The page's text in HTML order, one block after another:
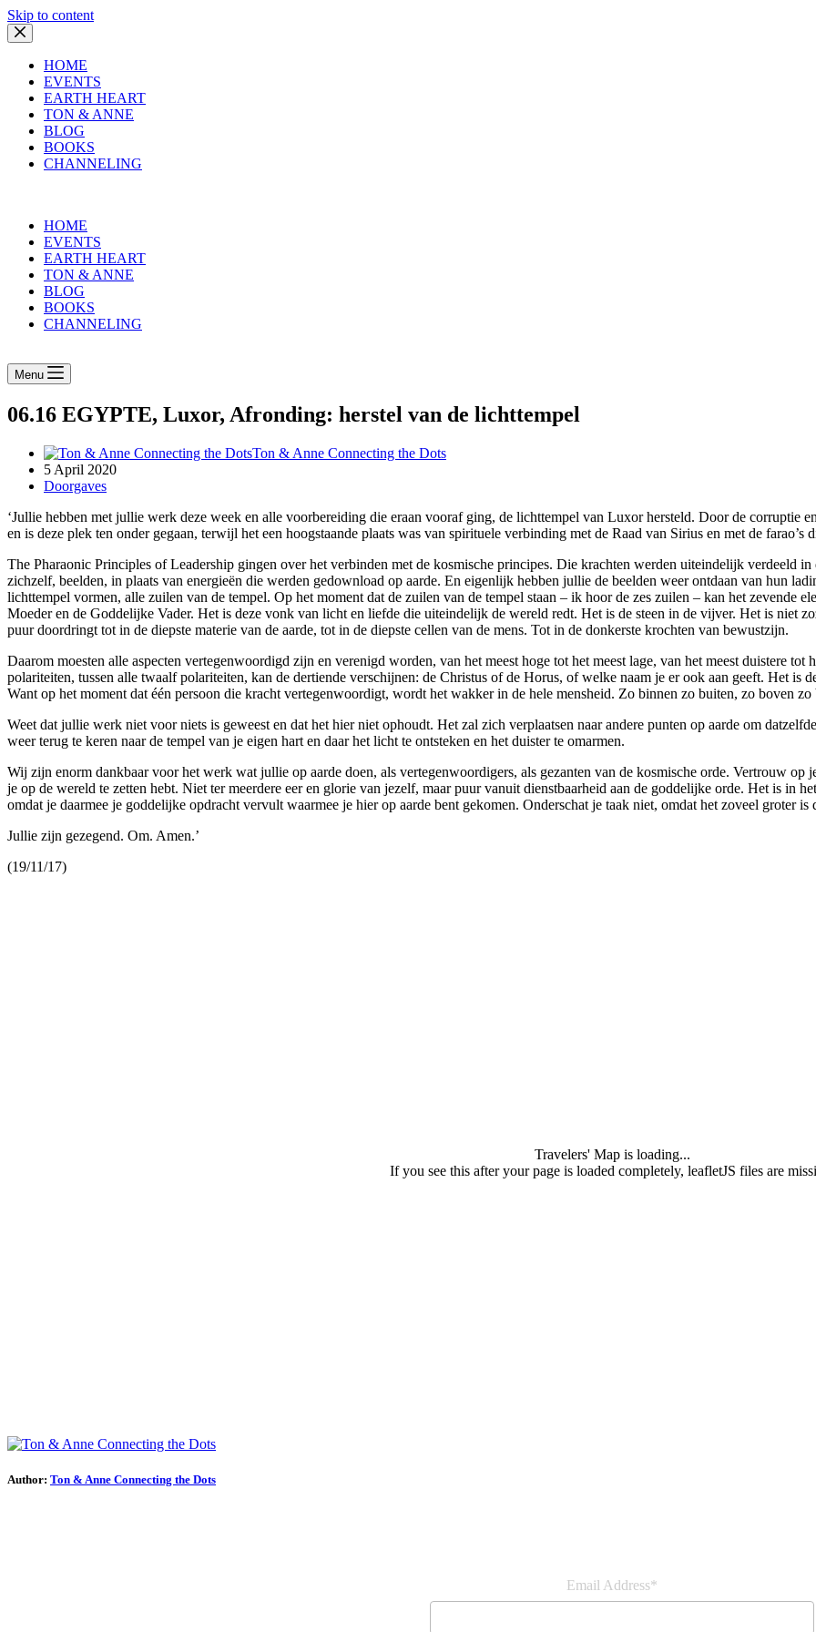
Skip to content
HOME
EVENTS
EARTH HEART
TON & ANNE
BLOG
BOOKS
CHANNELING
HOME
EVENTS
EARTH HEART
TON & ANNE
BLOG
BOOKS
CHANNELING
Menu
06.16 EGYPTE, Luxor, Afronding: herstel van de lichttempel
Ton & Anne Connecting the Dots
5 April 2020
Doorgaves
‘Jullie hebben met jullie werk deze week en alle voorbereiding die eraan vooraf ging, de lichttempel van Luxor hersteld. Door de corruptie
en is deze plek ten onder gegaan, terwijl het een hoogstaande plaats was van spirituele verbinding met de Raad van Sirius en met de
The Pharaonic Principles of Leadership gingen over het verbinden met de kosmische principes. Die krachten werden uiteindelijk verdeeld
zichzelf, beelden, in plaats van energieën die werden gedownload op aarde. En eigenlijk hebben jullie de beelden weer ontdaan van hun
lichttempel vormen, alle zuilen van de tempel. Op het moment dat de zuilen van de tempel staan – ik hoor de zes zuilen – kan het zevende
Moeder en de Goddelijke Vader. Het is deze vonk van licht en liefde die uiteindelijk de wereld redt. Het is de steen in de vijver. Het is niet
puur doordringt tot in de diepste materie van de aarde, tot in de diepste cellen van de mens. Tot in de donkerste krochten van bewustzijn.
Daarom moesten alle aspecten vertegenwoordigd zijn en verenigd worden, van het meest hoge tot het meest lage, van het meest duistere
polariteiten, tussen alle twaalf polariteiten, kan de dertiende verschijnen: de Christus of de Horus, of welke naam je er ook aan geeft. Het is
Want op het moment dat één persoon die kracht vertegenwoordigt, wordt het wakker in de hele mensheid. Zo binnen zo buiten, zo boven zo
Weet dat jullie werk niet voor niets is geweest en dat het hier niet ophoudt. Het zal zich verplaatsen naar andere punten op aarde om
weer terug te keren naar de tempel van je eigen hart en daar het licht te ontsteken en het duister te omarmen.
Wij zijn enorm dankbaar voor het werk wat jullie op aarde doen, als vertegenwoordigers, als gezanten van de kosmische orde. Vertrouw
je op de wereld te zetten hebt. Niet ter meerdere eer en glorie van jezelf, maar puur vanuit dienstbaarheid aan de goddelijke orde. Het is in
omdat je daarmee je goddelijke opdracht vervult waarmee je hier op aarde bent gekomen. Onderschat je taak niet, omdat het zoveel groter is
Jullie zijn gezegend. Om. Amen.’
(19/11/17)
Travelers' Map is loading...
If you see this after your page is loaded completely, leafletJS files are
Author: Ton & Anne Connecting the Dots
Email Address*